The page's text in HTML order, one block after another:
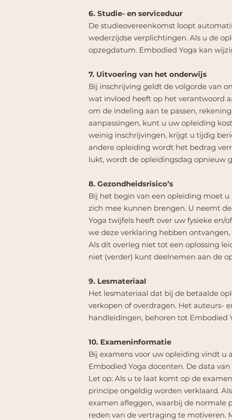
6. Studie- en serviceduur
De studieovereenkomst loopt
wederzijdse verplichtingen. Als u de
opzegdatum. Embodied Yoga kan
7. Uitvoering van het onderwijs
Bij inschrijving geldt de volgorde van
wat invloed heeft op het verantwoord
om de indeling aan te passen,
aanpassingen, kunt u uw opleiding
weinig inschrijvingen, krijgt u tijdig
andere opleiding wordt het bedrag
lukt, wordt de opleidingsdag opnieuw
8. Gezondheidsrisico’s
Bij het begin van een opleiding moet
zich mee kunnen brengen. U neemt
Yoga twijfels heeft over uw fysieke en/
we deze verklaring hebben
Als dit overleg niet tot een oplossing
niet (verder) kunt deelnemen aan de
9. Lesmateriaal
Het lesmateriaal dat bij de betaalde
verkopen of overdragen. Het auteurs-
handleidingen, behoren tot Embodied
10. Exameninformatie
Bij examens voor uw opleiding vindt
Embodied Yoga docenten. De data
Let op: Als u te laat komt op de
principe ongeldig worden verklaard.
examen afleggen, waarbij de normale
reden van de vertraging te motiveren.